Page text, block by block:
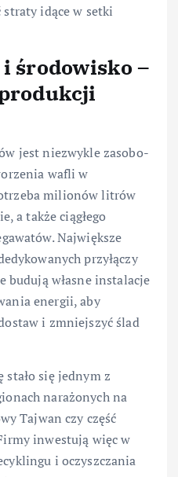
straty idące w setki
środowisko –
jest niezwykle zasobo-
wafli w
milionów litrów
a także ciągłego
Największe
przyłączy
budują własne instalacje
energii, aby
i zmniejszyć ślad
się jednym z
narażonych na
Tajwan czy część
inwestują więc w
i oczyszczania